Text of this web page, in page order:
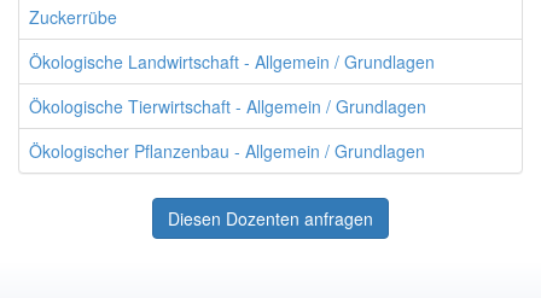
Zuckerrübe
Ökologische Landwirtschaft - Allgemein / Grundlagen
Ökologische Tierwirtschaft - Allgemein / Grundlagen
Ökologischer Pflanzenbau - Allgemein / Grundlagen
Diesen Dozenten anfragen